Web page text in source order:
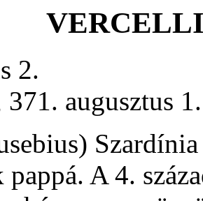
2.
augusztus 1.
pappá. A 4.